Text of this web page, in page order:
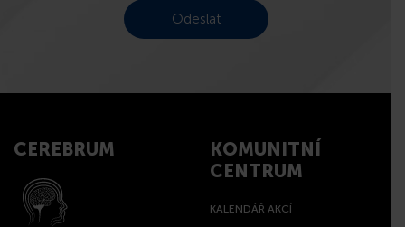
CEREBRUM
KOMUNITNÍ
CENTRUM
KALENDÁŘ AKCÍ